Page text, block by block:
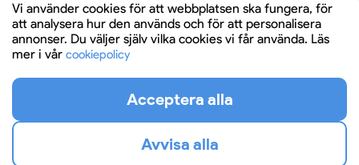
Användande av denna webbplats bekräftar godkännande
av webbplatsensköpvillkor,integritetspolicyoch
Vi använder cookies för att webbplatsen ska fungera, för
att analysera hur den används och för att personalisera
annonser. Du väljer själv vilka cookies vi får använda. Läs
mer i vår cookiepolicy
Acceptera alla
Avvisa alla